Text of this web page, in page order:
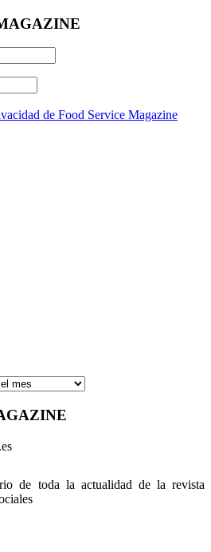
de Food Service Magazine
de toda la actualidad de la revista